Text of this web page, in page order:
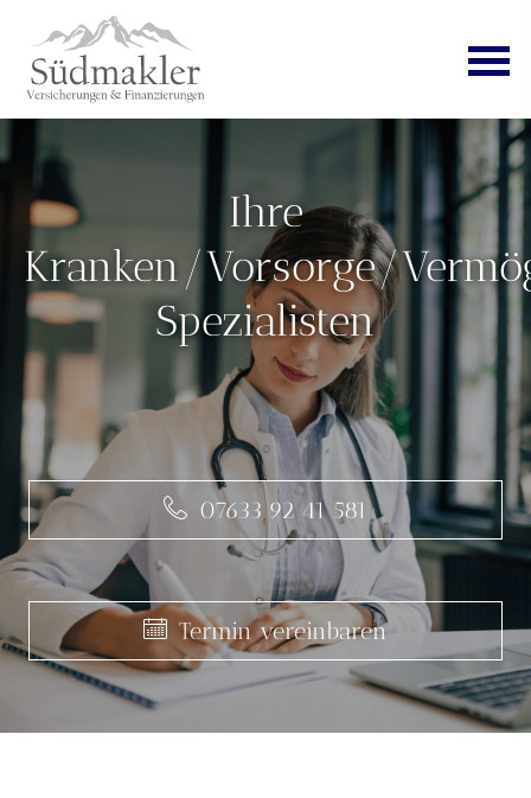
Ihre
Kranken/Vorsorge/
Spezialisten
07633 92 41 581
Termin ver­ein­baren
07633 92 41 581
Termin ver­ein­baren
07633 92 41 581
Termin ver­ein­baren